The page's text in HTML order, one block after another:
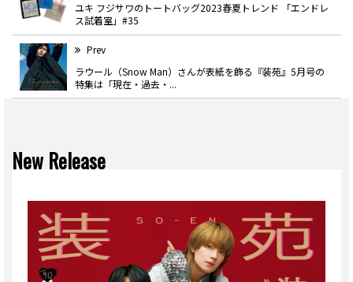
ユキ フジサワのトートバッグ2023春夏トレンド 「エンドレ
ス試着室」#35
Prev
ラウール（Snow Man）さんが表紙を飾る『装苑』5月号の
特集は「現在・過去・...
New Release